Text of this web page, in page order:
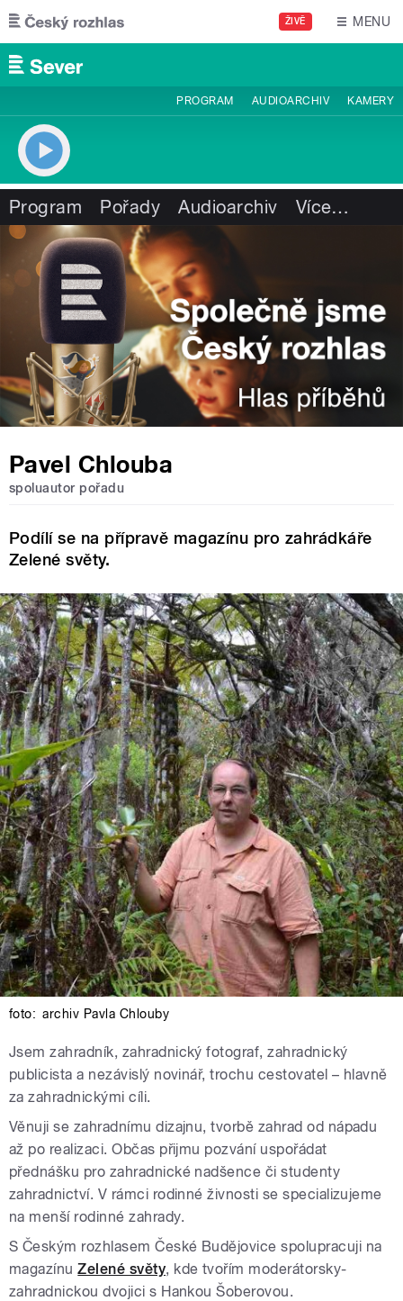
Přejít k hlavnímu obsahu
ŽIVĚ MENU
PROGRAM AUDIOARCHIV KAMERY
Program Pořady Audioarchiv Více…
Pavel Chlouba
spoluautor pořadu
Podílí se na přípravě magazínu pro zahrádkáře
Zelené světy.
foto: archiv Pavla Chlouby
Jsem zahradník, zahradnický fotograf, zahradnický
publicista a nezávislý novinář, trochu cestovatel – hlavně
za zahradnickými cíli.
Věnuji se zahradnímu dizajnu, tvorbě zahrad od nápadu
až po realizaci. Občas přijmu pozvání uspořádat
přednášku pro zahradnické nadšence či studenty
zahradnictví. V rámci rodinné živnosti se specializujeme
na menší rodinné zahrady.
S Českým rozhlasem České Budějovice spolupracuji na
magazínuZelené světy, kde tvořím moderátorsky-
zahradnickou dvojici s Hankou Šoberovou.